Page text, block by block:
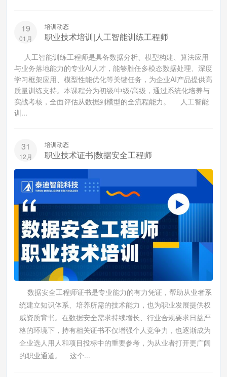
19
01月
培训动态
职业技术培训|人工智能训练工程师
人工智能训练工程师是具备数据分析、模型构建、算法应用
与业务落地能力的专业AI人才，能够胜任多模态数据处理、深度
学习框架应用、模型性能优化等关键任务，为企业AI产品提供高
质量训练支持。本课程分为初级/中级/高级，通过系统化培养与
实战考核，全面评估从数据到模型的全流程能力。 人工智能
训...
31
12月
培训动态
职业技术证书|数据安全工程师
数据安全工程师证书是专业能力的有力凭证，帮助从业者系
统建立知识体系、培养所需的技术能力，也为职业发展提供权
威资质背书。在数据安全需求持续增长、行业合规要求日益严
格的环境下，持有相关证书不仅增强个人竞争力，也逐渐成为
企业选人用人和项目投标中的重要参考，为从业者打开更广阔
的职业通道。 这个...